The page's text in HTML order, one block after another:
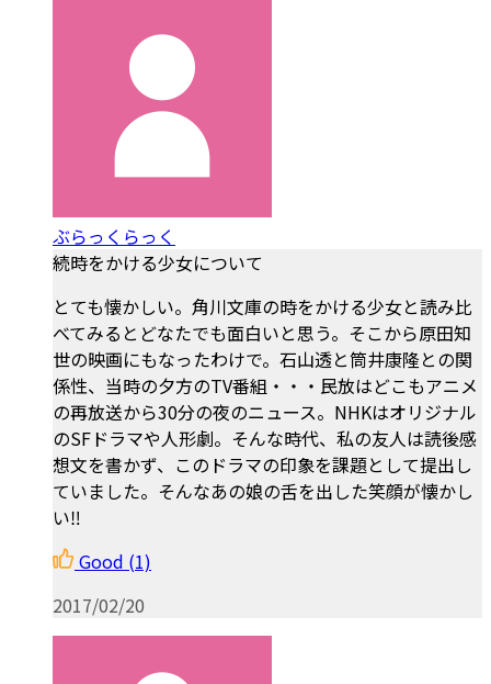
ぶらっくらっく
続時をかける少女について
とても懐かしい。角川文庫の時をかける少女と読み比
べてみるとどなたでも面白いと思う。そこから原田知
世の映画にもなったわけで。石山透と筒井康隆との関
係性、当時の夕方のTV番組・・・民放はどこもアニメ
の再放送から30分の夜のニュース。NHKはオリジナル
のSFドラマや人形劇。そんな時代、私の友人は読後感
想文を書かず、このドラマの印象を課題として提出し
ていました。そんなあの娘の舌を出した笑顔が懐かし
い‼️
Good (1)
2017/02/20